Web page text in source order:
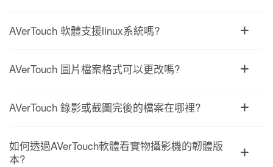
AVerTouch 軟體支援linux系統嗎?
AVerTouch 圖片檔案格式可以更改嗎?
AVerTouch 錄影或截圖完後的檔案在哪裡?
如何透過AVerTouch軟體看實物攝影機的韌體版
本?